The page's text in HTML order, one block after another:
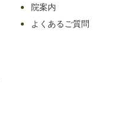
院案内
よくあるご質問